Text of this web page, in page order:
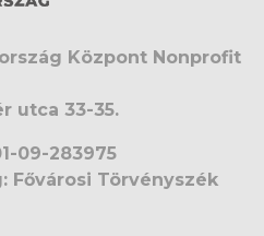
Központ Nonprofit
utca 33-35.
09-283975
Fővárosi Törvényszék